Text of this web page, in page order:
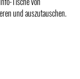
und auszutauschen.